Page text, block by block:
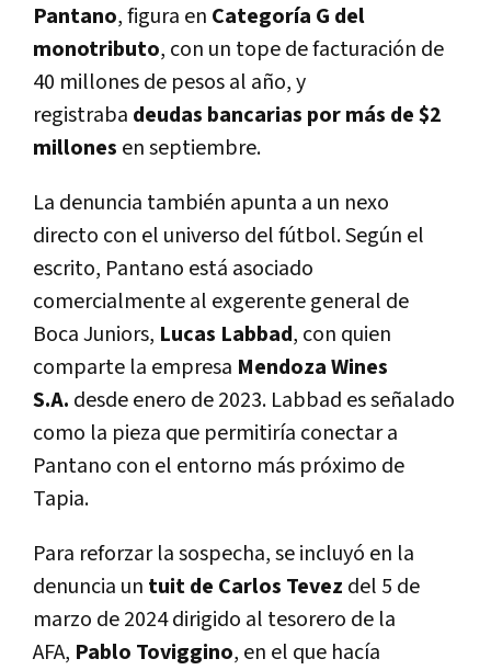
Pantano, figura en Categoría G del
monotributo, con un tope de facturación de
40 millones de pesos al año, y
registraba deudas bancarias por más de $2
millones en septiembre.
La denuncia también apunta a un nexo
directo con el universo del fútbol. Según el
escrito, Pantano está asociado
comercialmente al exgerente general de
Boca Juniors, Lucas Labbad, con quien
comparte la empresa Mendoza Wines
S.A. desde enero de 2023. Labbad es señalado
como la pieza que permitiría conectar a
Pantano con el entorno más próximo de
Tapia.
Para reforzar la sospecha, se incluyó en la
denuncia un tuit de Carlos Tevez del 5 de
marzo de 2024 dirigido al tesorero de la
AFA, Pablo Toviggino, en el que hacía